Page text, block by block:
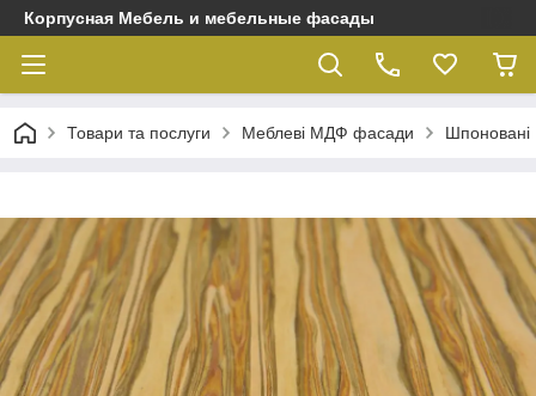
Корпусная Мебель и мебельные фасады
Товари та послуги Меблеві МДФ фасади